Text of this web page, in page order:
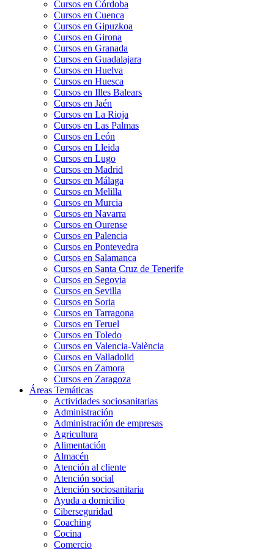
Cursos en Córdoba
Cursos en Cuenca
Cursos en Gipuzkoa
Cursos en Girona
Cursos en Granada
Cursos en Guadalajara
Cursos en Huelva
Cursos en Huesca
Cursos en Illes Balears
Cursos en Jaén
Cursos en La Rioja
Cursos en Las Palmas
Cursos en León
Cursos en Lleida
Cursos en Lugo
Cursos en Madrid
Cursos en Málaga
Cursos en Melilla
Cursos en Murcia
Cursos en Navarra
Cursos en Ourense
Cursos en Palencia
Cursos en Pontevedra
Cursos en Salamanca
Cursos en Santa Cruz de Tenerife
Cursos en Segovia
Cursos en Sevilla
Cursos en Soria
Cursos en Tarragona
Cursos en Teruel
Cursos en Toledo
Cursos en Valencia-València
Cursos en Valladolid
Cursos en Zamora
Cursos en Zaragoza
Áreas Temáticas
Actividades sociosanitarias
Administración
Administración de empresas
Agricultura
Alimentación
Almacén
Atención al cliente
Atención social
Atención sociosanitaria
Ayuda a domicilio
Ciberseguridad
Coaching
Cocina
Comercio